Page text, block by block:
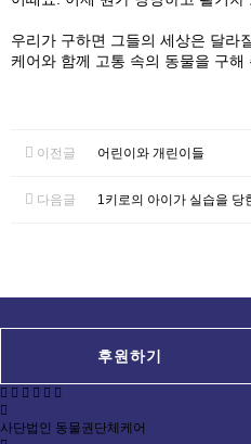
우리가 구하면 그들의 세상은 달라
케어와 함께 고통 속의 동물을 구해
이전글 어린이와 개린이들
다음글 1키로의 아이가 실습을 당
후원하기
사단법인 동물권단체케어